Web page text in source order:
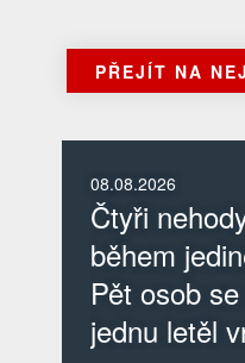
PŘEJÍT NA
08.08.2026
Čtyři
během
Pět osob
jednu letěl